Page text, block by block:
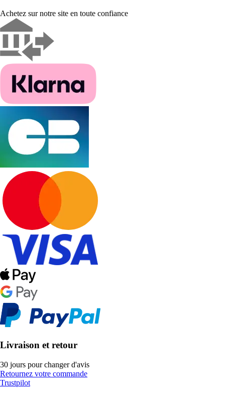
Achetez sur notre site en toute confiance
Livraison et retour
30 jours pour changer d'avis
Retournez votre commande
Trustpilot